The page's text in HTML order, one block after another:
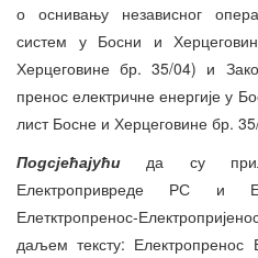
о оснивању независног
систем у Босни и
Херцеговине бр. 35/04) и
пренос електричне енергије у
лист Босне и Херцеговине бр.
Подсјећајући да су
Електропривреде РС и
Елетктропренос-
даљем тексту: Електропренос